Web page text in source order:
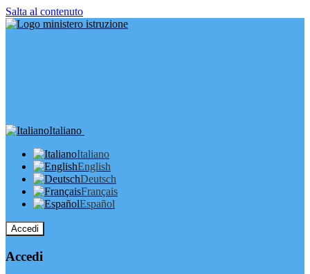
Salta al contenuto
Italiano
Italiano
English
Deutsch
Français
Español
Accedi
Accedi